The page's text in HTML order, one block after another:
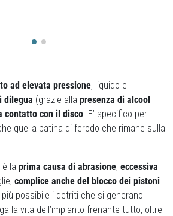
ad elevata pressione, liquido e
dilegua (grazie alla presenza di alcool
contatto con il disco . E’ specifico per
quella patina di ferodo che rimane sulla
la prima causa di abrasione, eccessiva
complice anche del blocco dei pistoni
più possibile i detriti che si generano
la vita dell’impianto frenante tutto, oltre